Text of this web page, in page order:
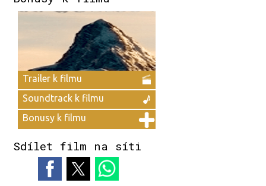
Trailer k filmu
Soundtrack k filmu
Bonusy k filmu
Sdílet film na síti